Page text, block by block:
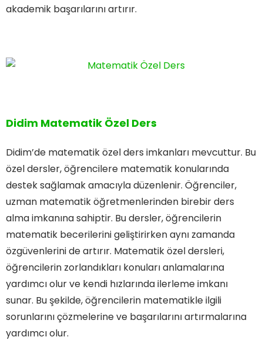
akademik başarılarını artırır.
Didim Matematik Özel Ders
Didim’de matematik özel ders imkanları mevcuttur. Bu
özel dersler, öğrencilere matematik konularında
destek sağlamak amacıyla düzenlenir. Öğrenciler,
uzman matematik öğretmenlerinden birebir ders
alma imkanına sahiptir. Bu dersler, öğrencilerin
matematik becerilerini geliştirirken aynı zamanda
özgüvenlerini de artırır. Matematik özel dersleri,
öğrencilerin zorlandıkları konuları anlamalarına
yardımcı olur ve kendi hızlarında ilerleme imkanı
sunar. Bu şekilde, öğrencilerin matematikle ilgili
sorunlarını çözmelerine ve başarılarını artırmalarına
yardımcı olur.